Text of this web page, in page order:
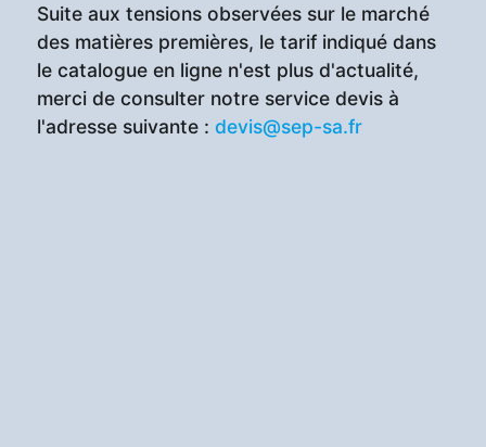
Suite aux tensions observées sur le marché
des matières premières, le tarif indiqué dans
le catalogue en ligne n'est plus d'actualité,
merci de consulter notre service devis à
l'adresse suivante : devis@sep-sa.fr